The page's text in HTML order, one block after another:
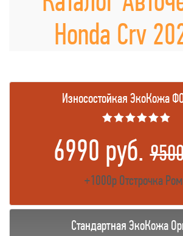
Honda Crv
Износостойкая ЭкоКожа
★★★★★★
6990 руб.
+1000р Отстрочка
Стандартная ЭкоКожа